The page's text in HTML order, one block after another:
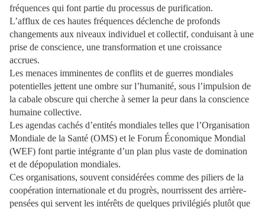
fréquences qui font partie du processus de purification.
L’afflux de ces hautes fréquences déclenche de profonds
changements aux niveaux individuel et collectif, conduisant à une
prise de conscience, une transformation et une croissance
accrues.
Les menaces imminentes de conflits et de guerres mondiales
potentielles jettent une ombre sur l’humanité, sous l’impulsion de
la cabale obscure qui cherche à semer la peur dans la conscience
humaine collective.
Les agendas cachés d’entités mondiales telles que l’Organisation
Mondiale de la Santé (OMS) et le Forum Économique Mondial
(WEF) font partie intégrante d’un plan plus vaste de domination
et de dépopulation mondiales.
Ces organisations, souvent considérées comme des piliers de la
coopération internationale et du progrès, nourrissent des arrière-
pensées qui servent les intérêts de quelques privilégiés plutôt que